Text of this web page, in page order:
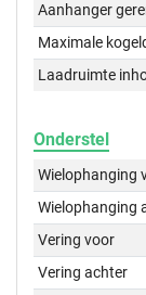
Aanhanger
Maximale
Laadruimte
Onderstel
Wielophanging
Wielophanging
Vering voor
Vering achter